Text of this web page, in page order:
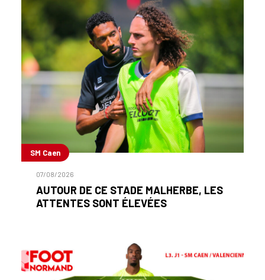
SM Caen
07/08/2026
AUTOUR DE CE STADE MALHERBE, LES
ATTENTES SONT ÉLEVÉES